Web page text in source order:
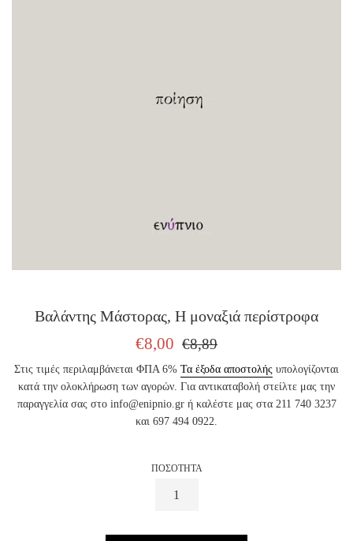
Βαλάντης Μάστορας, Η μοναξιά περίστροφα
ΤΙΜΗ
€8,00
ΤΙΜΗ
€8,89
Στις τιμές περιλαμβάνεται ΦΠΑ 6% Τα έξοδα αποστολής υπολογίζονται
κατά την ολοκλήρωση των αγορών. Για αντικαταβολή στείλτε μας την
παραγγελία σας στο info@enipnio.gr ή καλέστε μας στα 211 740 3237
και 697 494 0922.
ΠΟΣΟΤΗΤΑ